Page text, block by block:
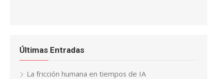
Últimas Entradas
La fricción humana en tiempos de IA